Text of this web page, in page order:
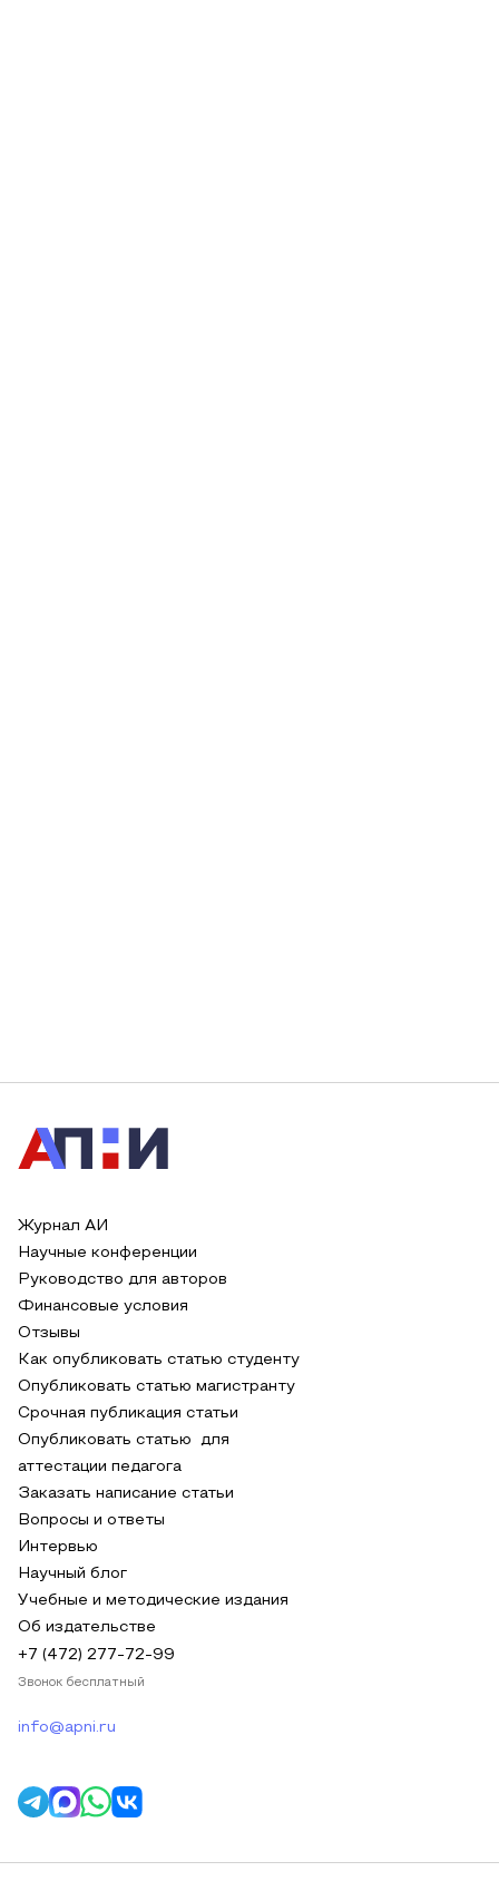
Журнал АИ
Научные конференции
Руководство для авторов
Финансовые условия
Отзывы
Как опубликовать статью студенту
Опубликовать статью магистранту
Срочная публикация статьи
Опубликовать статью для
аттестации педагога
Заказать написание статьи
Вопросы и ответы
Интервью
Научный блог
Учебные и методические издания
Об издательстве
+7 (472) 277-72-99
Звонок бесплатный
info@apni.ru